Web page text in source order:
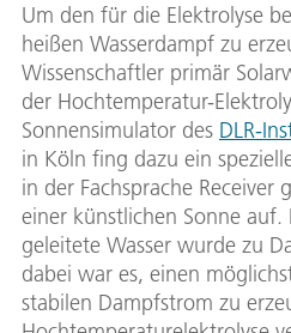
Um den für die Elektrolyse
heißen Wasserdampf zu
Wissenschaftler primär
der Hochtemperatur-
Sonnensimulator des DLR-
in Köln fing dazu ein
in der Fachsprache Receiver
einer künstlichen Sonne auf.
geleitete Wasser wurde zu
dabei war es, einen
stabilen Dampfstrom zu